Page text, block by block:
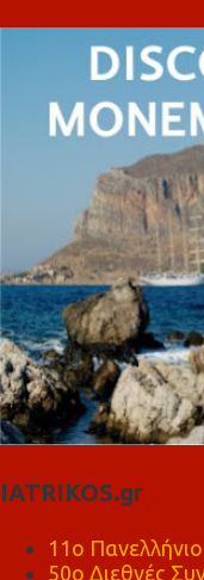
IATRIKOS.gr
11ο
50ο Διεθνές